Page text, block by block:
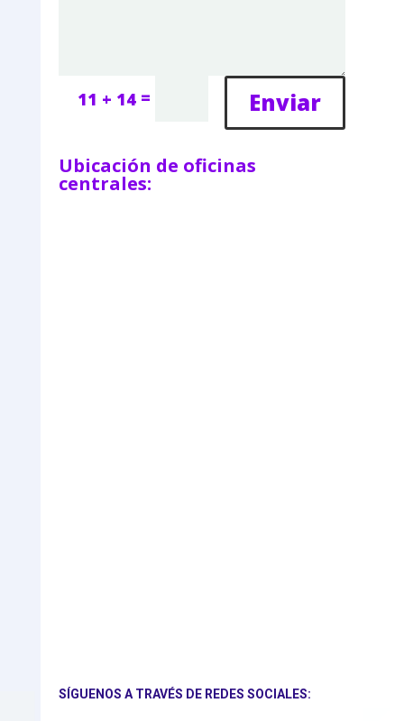
11 + 14 = Enviar
Ubicación de oficinas
centrales:
SÍGUENOS A TRAVÉS DE REDES SOCIALES: